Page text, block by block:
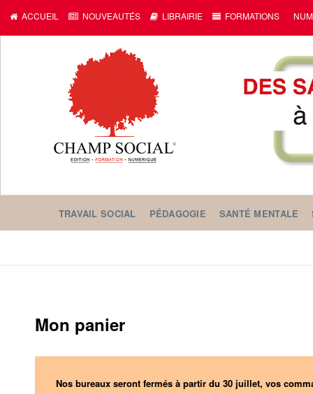
ACCUEIL NOUVEAUTÉS LIBRAIRIE FORMATIONS
TRAVAIL SOCIAL PÉDAGOGIE SANTÉ MENTALE
Mon panier
Nos bureaux seront fermés à partir du 30 juillet, vos